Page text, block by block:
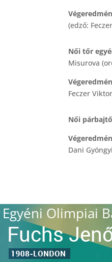
(edző:
Női tőr
Misurova
Feczer
Női
Dani
Egyéni Olimpiai